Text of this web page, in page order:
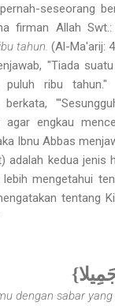
seseorang
firman Allah Swt.:
tahun. (Al-Ma'arij:
"Tiada
ribu
agar engkau
Ibnu Abbas
adalah kedua jenis
mengetahui
tentang
dengan sabar yang